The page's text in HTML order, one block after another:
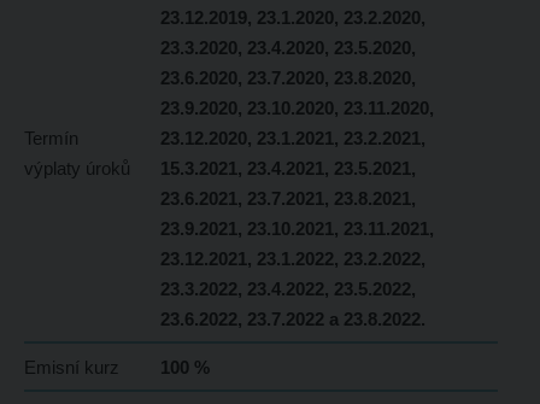
Termín
výplaty úroků
23.12.2019, 23.1.2020, 23.2.2020,
23.3.2020, 23.4.2020, 23.5.2020,
23.6.2020, 23.7.2020, 23.8.2020,
23.9.2020, 23.10.2020, 23.11.2020,
23.12.2020, 23.1.2021, 23.2.2021,
15.3.2021, 23.4.2021, 23.5.2021,
23.6.2021, 23.7.2021, 23.8.2021,
23.9.2021, 23.10.2021, 23.11.2021,
23.12.2021, 23.1.2022, 23.2.2022,
23.3.2022, 23.4.2022, 23.5.2022,
23.6.2022, 23.7.2022 a 23.8.2022.
Emisní kurz 100 %